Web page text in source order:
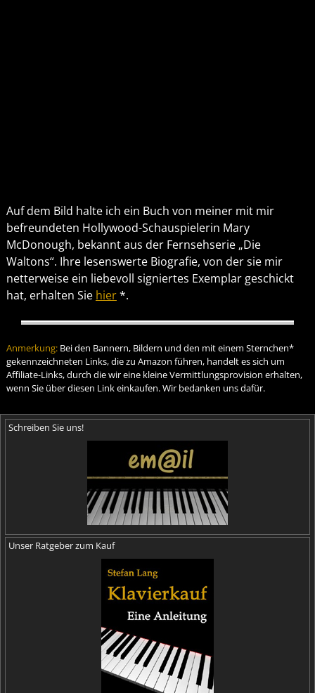
Auf dem Bild halte ich ein Buch von meiner mit mir
befreundeten Hollywood-Schauspielerin Mary
McDonough, bekannt aus der Fernsehserie „Die
Waltons“. Ihre lesenswerte Biografie, von der sie mir
netterweise ein liebevoll signiertes Exemplar geschickt
hat, erhalten Sie hier*.
Anmerkung:Bei den Bannern, Bildern und den mit einem Sternchen*
gekennzeichneten Links, die zu Amazon führen, handelt es sich um
Affiliate-Links, durch die wir eine kleine Vermittlungsprovision erhalten,
wenn Sie über diesen Link einkaufen. Wir bedanken uns dafür.
Schreiben Sie uns!
Unser Ratgeber zum Kauf